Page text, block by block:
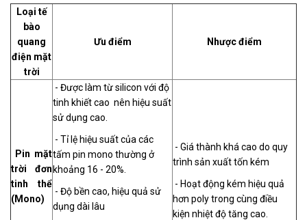
Loại tế
bào
quang
điện mặt
trời
Ưu điểm Nhược điểm
Pin mặt
trời đơn
tinh thể
(Mono)
- Được làm từ silicon với độ
tinh khiết cao nên hiệu suất
sử dụng cao.
- Tỉ lệ hiệu suất của các
tấm pin mono thường ở
khoảng 16 - 20%.
- Độ bền cao, hiệu quả sử
dụng dài lâu
- Giá thành khá cao do quy
trình sản xuất tốn kém
- Hoạt động kém hiệu quả
hơn poly trong cùng điều
kiện nhiệt độ tăng cao.